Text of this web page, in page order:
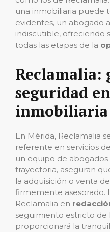
una inmobiliaria puede
evidentes, un abogado
indiscutible, ofreciendo
todas las etapas de la
Reclamalia:
seguridad
inmobiliaria
En Mérida, Reclamalia
referente en servicios
un equipo de
trayectoria, aseguran
la adquisición o venta
firmemente asesorado.
Reclamalia en
seguimiento estricto de
proporcionará la